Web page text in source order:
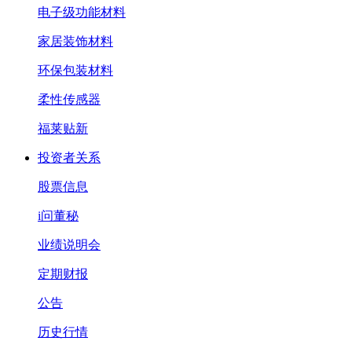
电子级功能材料
家居装饰材料
环保包装材料
柔性传感器
福莱贴新
投资者关系
股票信息
i问董秘
业绩说明会
定期财报
公告
历史行情